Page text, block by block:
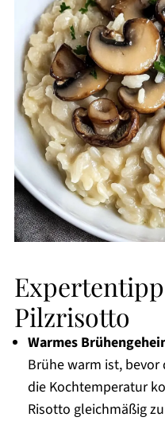
Pilzrisotto
Warmes
Brühe warm ist,
die Kochtemperatur
Risotto gleichmäßig